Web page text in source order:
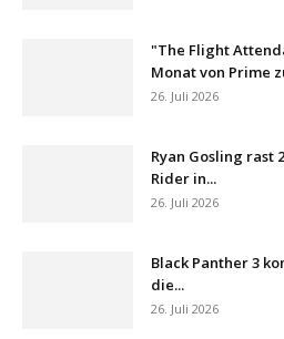
"The Flight
Monat von Prime
26. Juli 2026
Ryan Gosling rast
Rider in...
26. Juli 2026
Black Panther 3
die...
26. Juli 2026